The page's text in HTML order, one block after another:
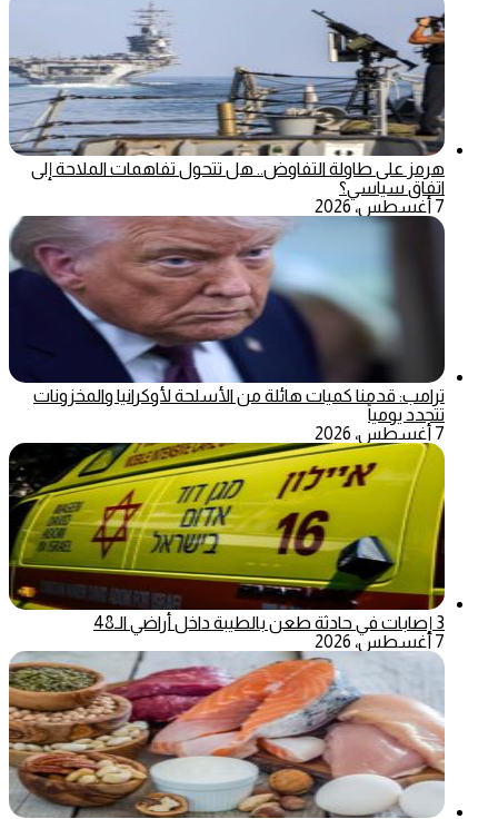
هرمز على طاولة التفاوض.. هل تتحول تفاهمات الملاحة إلى
اتفاق سياسي؟
7 أغسطس، 2026
ترامب: قدمنا كميات هائلة من الأسلحة لأوكرانيا والمخزونات
تتجدد يومياً
7 أغسطس، 2026
3 إصابات في حادثة طعن بالطيبة داخل أراضي الـ48
7 أغسطس، 2026